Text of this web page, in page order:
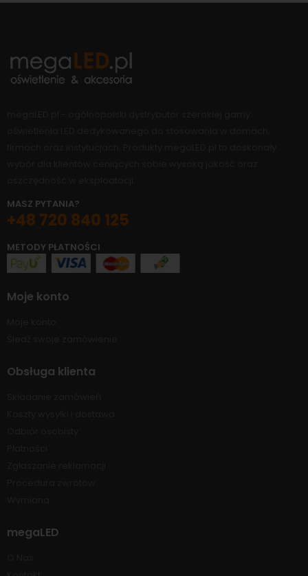
MASZ PYTANIA?
+48 720 840 125
METODY PŁATNOŚCI
Moje konto
Obsługa klienta
megaLED